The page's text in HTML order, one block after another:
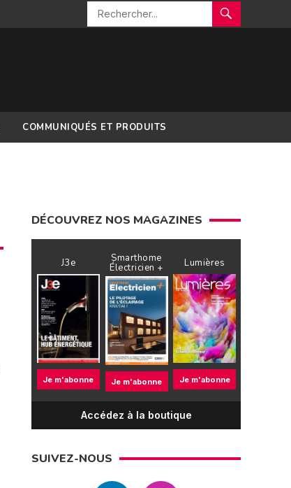
COMMUNIQUÉS ET PRODUITS
DÉCOUVREZ NOS MAGAZINES
J3e
Je m'abonne
Smarthome
Électricien +
Je m'abonne
Lumières
Je m'abonne
Accédez à la boutique
SUIVEZ-NOUS